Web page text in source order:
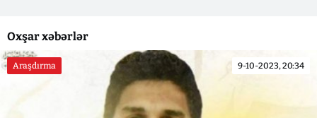
Oxşar xəbərlər
Araşdırma 9-10-2023, 20:34